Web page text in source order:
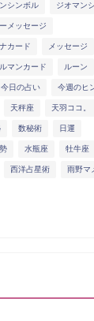
シンボル ジオマン
メッセージ
カード メッセージ
マンカード ルーン
今日の占い 今週のヒ
天秤座 天羽ココ。
数秘術 日運
水瓶座 牡牛座
西洋占星術 雨野マ